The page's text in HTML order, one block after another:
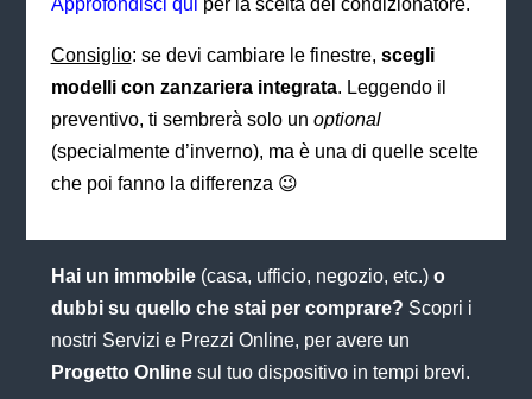
Approfondisci qui per la scelta del condizionatore.
Consiglio: se devi cambiare le finestre, scegli
modelli con zanzariera integrata. Leggendo il
preventivo, ti sembrerà solo un optional
(specialmente d’inverno), ma è una di quelle scelte
che poi fanno la differenza 😉
Hai un immobile(casa, ufficio, negozio, etc.) o
dubbi su quello che stai per comprare? Scopri i
nostri Servizi e Prezzi Online, per avere un
Progetto Onlinesul tuo dispositivo in tempi brevi.